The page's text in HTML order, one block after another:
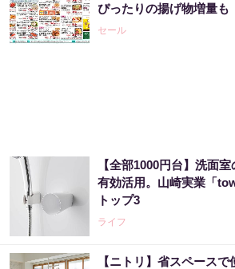
ぴったりの揚げ物増量も
セール
【全部1000円台】洗面
有効活用。山崎実業「
トップ3
ライフ
【ニトリ】省スペース